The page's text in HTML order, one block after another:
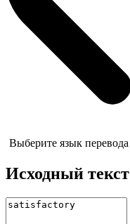
Выберите язык перевода
Исходный текст